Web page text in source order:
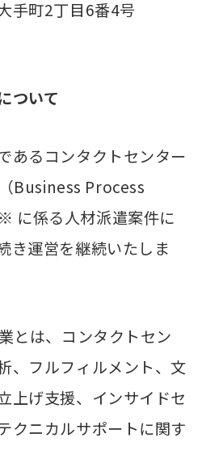
町2丁目6番4号
ついて
るコンタクトセンター
Business Process
に係る人材派遣案件に
き運営を継続いたしま
は、コンタクトセン
、フルフィルメント、文
上げ支援、インサイドセ
クニカルサポートに関す